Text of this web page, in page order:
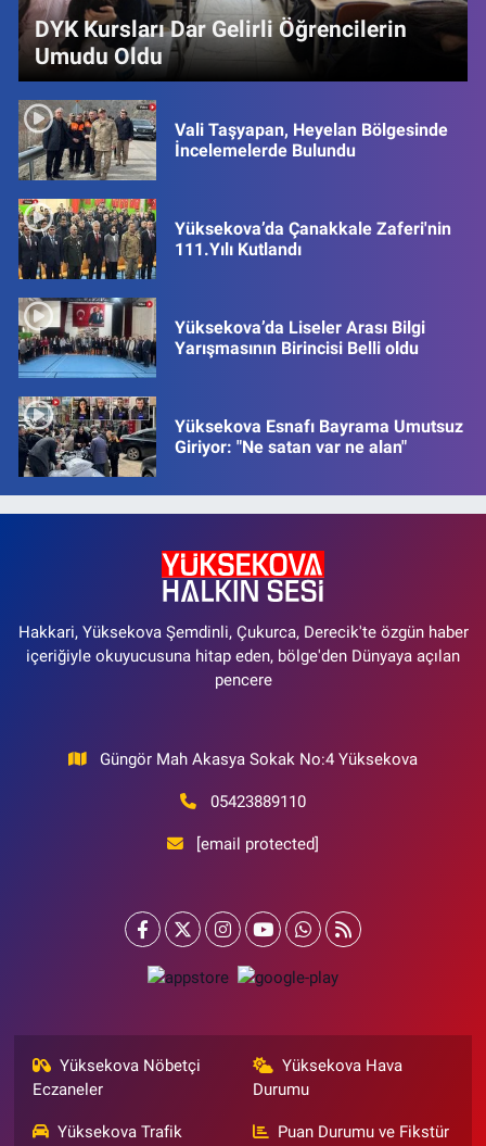
DYK Kursları Dar Gelirli Öğrencilerin
Umudu Oldu
Vali Taşyapan, Heyelan Bölgesinde
İncelemelerde Bulundu
Yüksekova’da Çanakkale Zaferi'nin
111.Yılı Kutlandı
Yüksekova’da Liseler Arası Bilgi
Yarışmasının Birincisi Belli oldu
Yüksekova Esnafı Bayrama Umutsuz
Giriyor: "Ne satan var ne alan"
Hakkari, Yüksekova Şemdinli, Çukurca, Derecik'te özgün haber
içeriğiyle okuyucusuna hitap eden, bölge'den Dünyaya açılan
pencere
Güngör Mah Akasya Sokak No:4 Yüksekova
05423889110
[email protected]
Yüksekova Nöbetçi
Eczaneler
Yüksekova Hava
Durumu
Yüksekova Trafik Puan Durumu ve Fikstür